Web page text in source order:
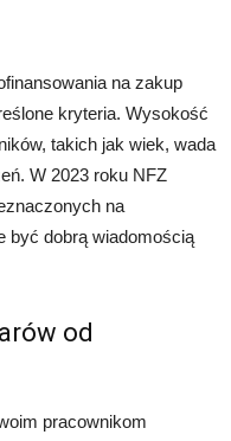
na zakup
kryteria. Wysokość
takich jak wiek, wada
W 2023 roku NFZ
na
być dobrą wiadomością
od
pracownikom